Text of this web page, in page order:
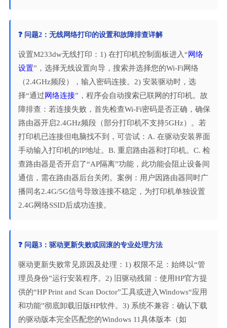
❓ 问题2：无线网络打印的设置和故障排查详解
设置M233dw无线打印：1) 在打印机控制面板进入“网络
设置”，选择无线设置向导，搜索并选择您的Wi-Fi网络
（2.4GHz频段），输入密码连接。2) 安装驱动时，选
择“通过网络连接”，程序会自动搜索已联网的打印机。故
障排查：若连接失败，首先检查Wi-Fi密码是否正确，确保
路由器开启2.4GHz频段（部分打印机不支持5GHz）。若
打印机已连接但电脑找不到，可尝试：A. 在驱动安装界面
手动输入打印机的IP地址。B. 重启路由器和打印机。C. 检
查路由器是否开启了“AP隔离”功能，此功能会阻止设备间
通信，需在路由器后台关闭。案例：用户因路由器同时广
播同名2.4G/5G信号导致连接不稳定，为打印机单独设置
2.4G网络SSID后成功连接。
❓ 问题3：驱动更新失败或回滚的专业处理方法
驱动更新失败常见原因及处理：1) 权限不足：始终以“管
理员身份”运行安装程序。2) 旧驱动残留：使用HP官方提
供的“HP Print and Scan Doctor”工具或进入Windows“应用
和功能”彻底卸载旧版HP软件。3) 系统不兼容：确认下载
的驱动版本完全匹配您的Windows 11具体版本（如